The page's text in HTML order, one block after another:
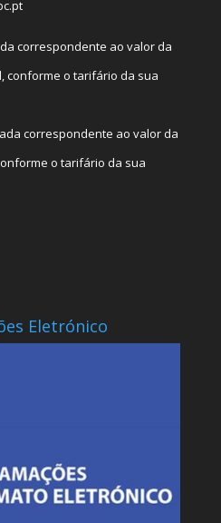
correspondente ao valor da
conforme o tarifário da sua
correspondente ao valor da
o tarifário da sua
Eletrónico